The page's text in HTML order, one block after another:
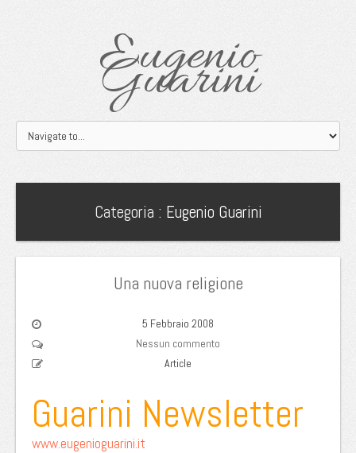
Eugenio
Guarini
Categoria : Eugenio Guarini
Una nuova religione
5 Febbraio 2008
Nessun commento
Article
Guarini Newsletter
www.eugenioguarini.it